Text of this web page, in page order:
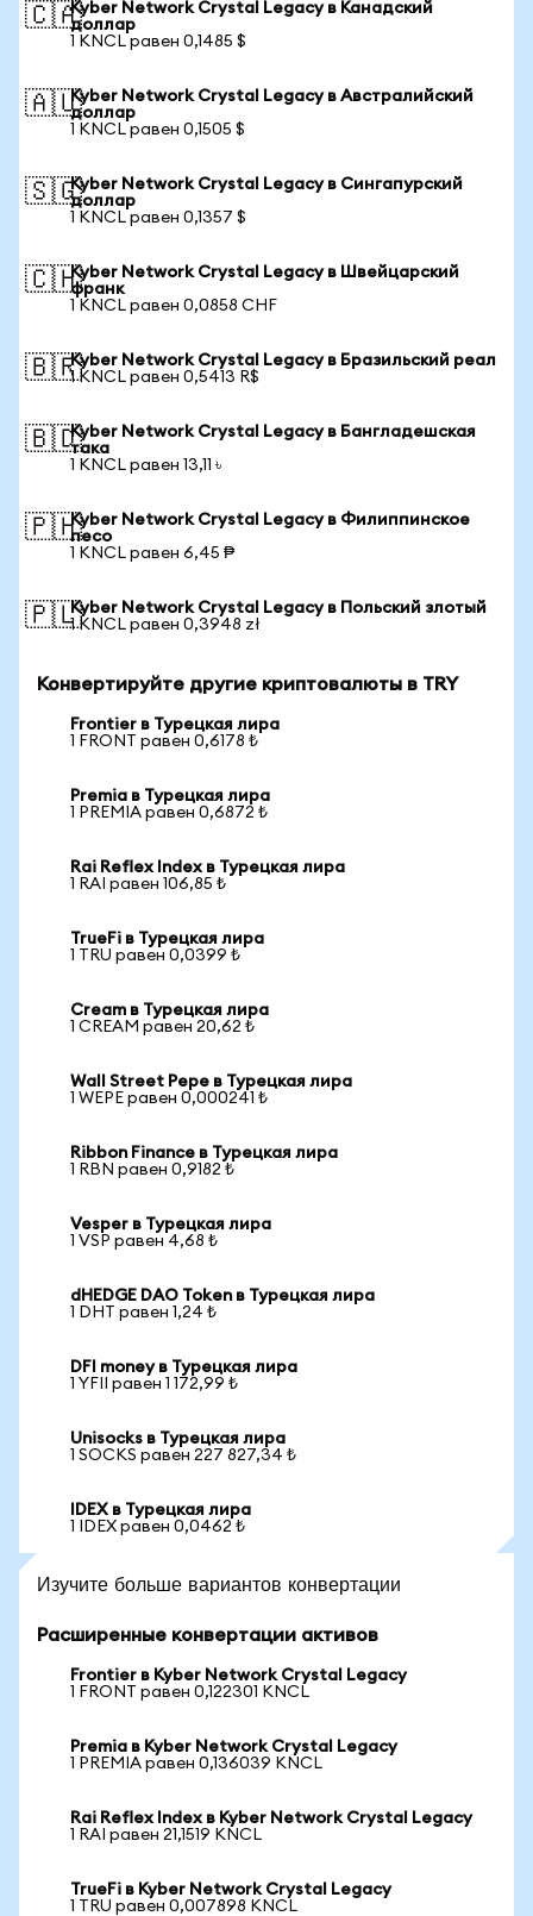
🇨🇦Kyber Network Crystal Legacy в Канадский
доллар
1 KNCL равен 0,1485 $
🇦🇺Kyber Network Crystal Legacy в Австралийский
доллар
1 KNCL равен 0,1505 $
🇸🇬Kyber Network Crystal Legacy в Сингапурский
доллар
1 KNCL равен 0,1357 $
🇨🇭Kyber Network Crystal Legacy в Швейцарский
франк
1 KNCL равен 0,0858 CHF
🇧🇷Kyber Network Crystal Legacy в Бразильский реал
1 KNCL равен 0,5413 R$
🇧🇩Kyber Network Crystal Legacy в Бангладешская
така
1 KNCL равен 13,11 ৳
🇵🇭Kyber Network Crystal Legacy в Филиппинское
песо
1 KNCL равен 6,45 ₱
🇵🇱Kyber Network Crystal Legacy в Польский злотый
1 KNCL равен 0,3948 zł
Конвертируйте другие криптовалюты в TRY
Frontier в Турецкая лира
1 FRONT равен 0,6178 ₺
Premia в Турецкая лира
1 PREMIA равен 0,6872 ₺
Rai Reflex Index в Турецкая лира
1 RAI равен 106,85 ₺
TrueFi в Турецкая лира
1 TRU равен 0,0399 ₺
Cream в Турецкая лира
1 CREAM равен 20,62 ₺
Wall Street Pepe в Турецкая лира
1 WEPE равен 0,000241 ₺
Ribbon Finance в Турецкая лира
1 RBN равен 0,9182 ₺
Vesper в Турецкая лира
1 VSP равен 4,68 ₺
dHEDGE DAO Token в Турецкая лира
1 DHT равен 1,24 ₺
DFI money в Турецкая лира
1 YFII равен 1 172,99 ₺
Unisocks в Турецкая лира
1 SOCKS равен 227 827,34 ₺
IDEX в Турецкая лира
1 IDEX равен 0,0462 ₺
Изучите больше вариантов конвертации
Расширенные конвертации активов
Frontier в Kyber Network Crystal Legacy
1 FRONT равен 0,122301 KNCL
Premia в Kyber Network Crystal Legacy
1 PREMIA равен 0,136039 KNCL
Rai Reflex Index в Kyber Network Crystal Legacy
1 RAI равен 21,1519 KNCL
TrueFi в Kyber Network Crystal Legacy
1 TRU равен 0,007898 KNCL